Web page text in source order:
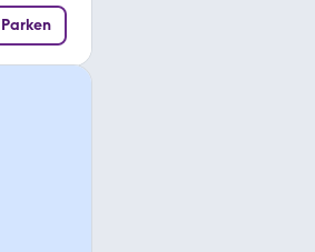
Parken